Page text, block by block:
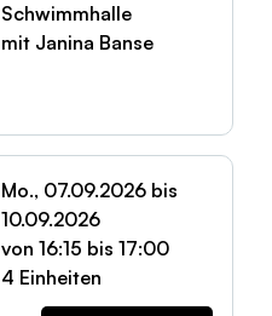
Schwimmhalle
mit Janina Banse
Mo., 07.09.2026 bis
10.09.2026
von 16:15 bis 17:00
4 Einheiten